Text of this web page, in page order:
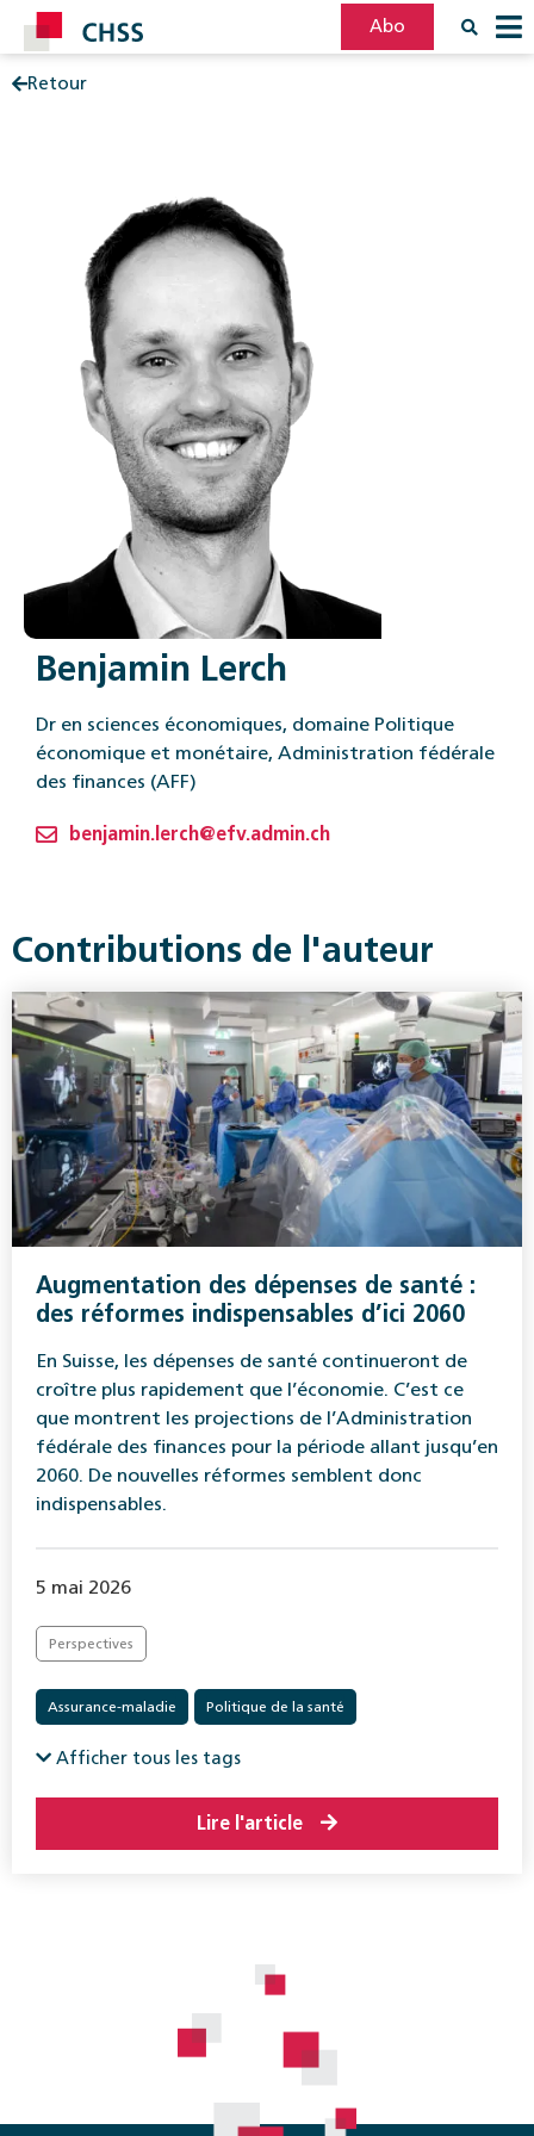
Abo
Retour
Benjamin Lerch
Dr en sciences économiques, domaine Politique
économique et monétaire, Administration fédérale
des finances (AFF)
benjamin.lerch@efv.admin.ch
Contributions de l'auteur
Augmentation des dépenses de santé :
des réformes indispensables d’ici 2060
En Suisse, les dépenses de santé continueront de
croître plus rapidement que l’économie. C’est ce
que montrent les projections de l’Administration
fédérale des finances pour la période allant jusqu’en
2060. De nouvelles réformes semblent donc
indispensables.
5 mai 2026
Perspectives
Assurance-maladie Politique de la santé
Afficher tous les tags
Lire l'article